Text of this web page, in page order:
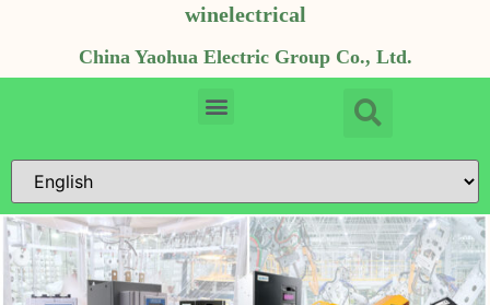
winelectrical
China Yaohua Electric Group Co., Ltd.